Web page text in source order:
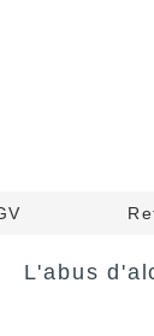
L'abus